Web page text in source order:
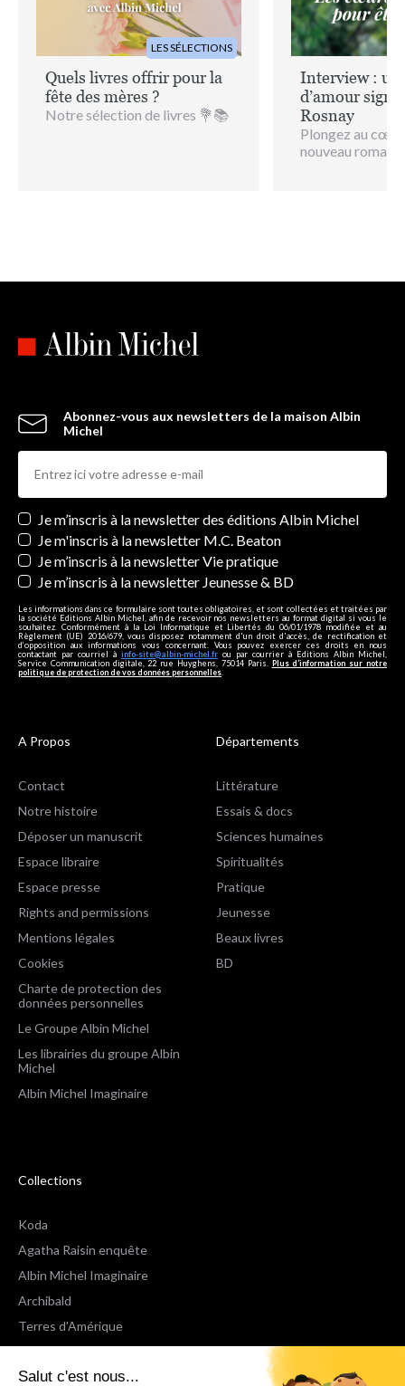
Salut c'est nous...
LES SÉLECTIONS
Quels livres offrir pour la
fête des mères ?
Notre sélection de livres 💐📚
Interview : un
d’amour
Rosnay
Plongez au cœur
nouveau roman,
Abonnez-vous aux newsletters de la maison Albin
Michel
Newsletters
Je m’inscris à la newsletter des éditions Albin Michel
Je m'inscris à la newsletter M.C. Beaton
Je m’inscris à la newsletter Vie pratique
Je m’inscris à la newsletter Jeunesse & BD
Les informations dans ce formulaire sont toutes obligatoires, et sont collectées et traitées par
la société Editions Albin Michel, afin de recevoir nos newsletters au format digital si vous le
souhaitez. Conformément à la Loi Informatique et Libertés du 06/01/1978 modifiée et au
Règlement (UE) 2016/679, vous disposez notamment d'un droit d'accès, de rectification et
d’opposition aux informations vous concernant. Vous pouvez exercer ces droits en nous
contactant par courriel à info-site@albin-michel.fr ou par courrier à Editions Albin Michel,
Service Communication digitale, 22 rue Huyghens, 75014 Paris. Plus d’information sur notre
politique de protection de vos données personnelles
A Propos
Contact
Notre histoire
Déposer un manuscrit
Espace libraire
Espace presse
Rights and permissions
Mentions légales
Cookies
Charte de protection des
données personnelles
Le Groupe Albin Michel
Les librairies du groupe Albin
Michel
Albin Michel Imaginaire
Départements
Littérature
Essais & docs
Sciences humaines
Spiritualités
Pratique
Jeunesse
Beaux livres
BD
Collections
Koda
Agatha Raisin enquête
Albin Michel Imaginaire
Archibald
Terres d'Amérique
Espaces Libres Poche
NOX